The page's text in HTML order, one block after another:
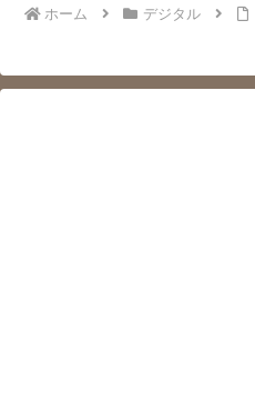
ホーム デジタル